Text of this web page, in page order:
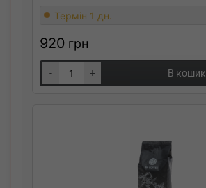
Термін 1 дн.
920 грн
- + В кошик